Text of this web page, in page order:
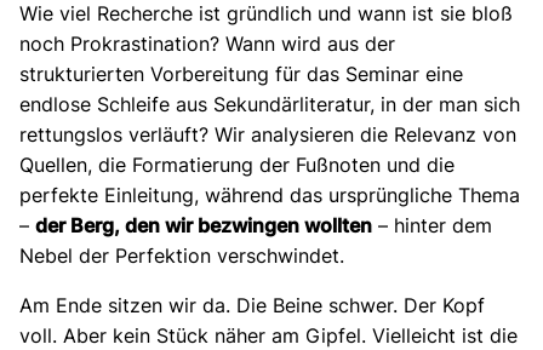
Wie viel Recherche ist gründlich und wann ist sie bloß
noch Prokrastination? Wann wird aus der
strukturierten Vorbereitung für das Seminar eine
endlose Schleife aus Sekundärliteratur, in der man sich
rettungslos verläuft? Wir analysieren die Relevanz von
Quellen, die Formatierung der Fußnoten und die
perfekte Einleitung, während das ursprüngliche Thema
– der Berg, den wir bezwingen wollten – hinter dem
Nebel der Perfektion verschwindet.
Am Ende sitzen wir da. Die Beine schwer. Der Kopf
voll. Aber kein Stück näher am Gipfel. Vielleicht ist die